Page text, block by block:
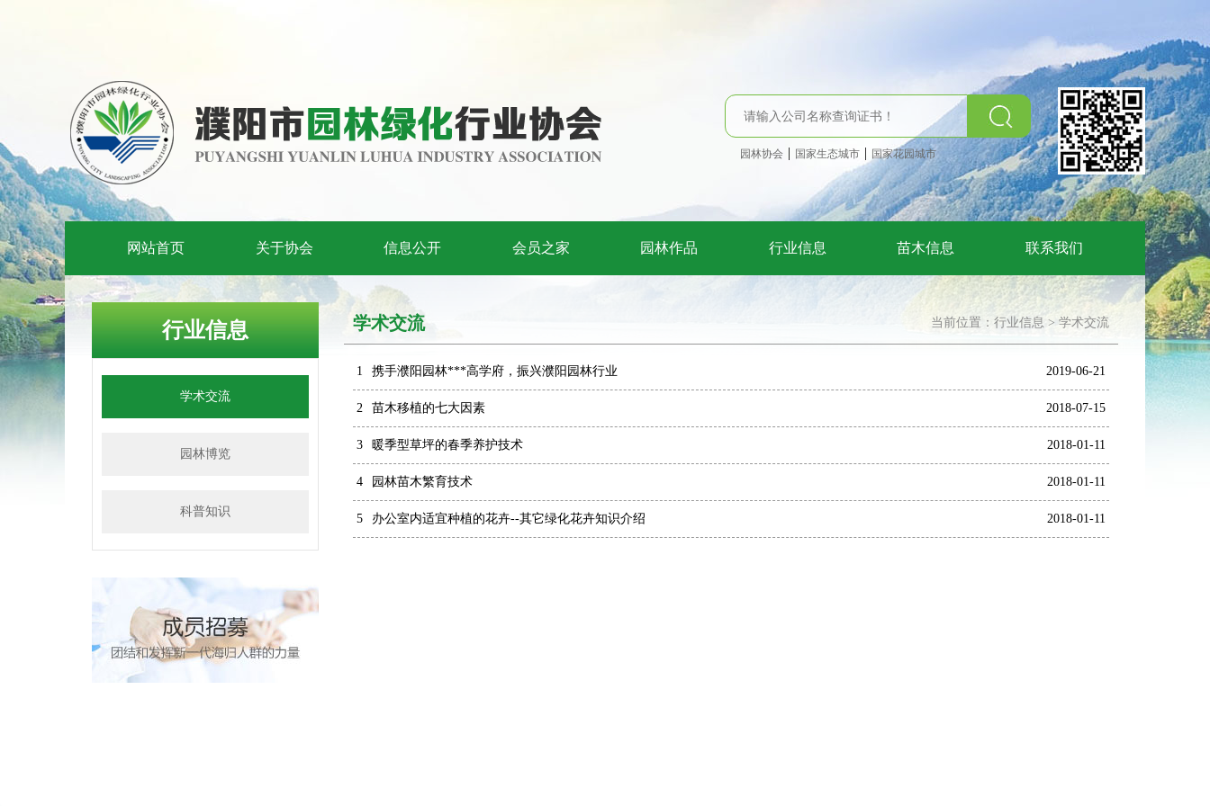
园林协会 | 国家生态城市 | 国家花园城市
网站首页 关于协会 信息公开 会员之家 园林作品 行业信息 苗木信息 联系我们
行业信息
学术交流
园林博览
科普知识
当前位置： 行业信息 > 学术交流
学术交流
2019-06-21
1 携手濮阳园林***高学府，振兴濮阳园林行业
2018-07-15
2 苗木移植的七大因素
2018-01-11
3 暖季型草坪的春季养护技术
2018-01-11
4 园林苗木繁育技术
2018-01-11
5 办公室内适宜种植的花卉--其它绿化花卉知识介绍